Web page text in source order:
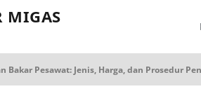
MIGAS
Bakar Pesawat: Jenis, Harga, dan Prosedur